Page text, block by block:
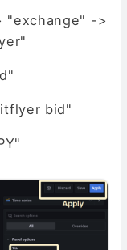
"exchange" ->
bid"